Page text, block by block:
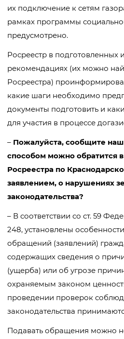
их подключение к сетям
рамках программы
предусмотрено.
Росреестр в подготовленных
рекомендациях (их можно
Росреестра)
какие шаги необходимо
документы подготовить и
для участия в процессе
– Пожалуйста, сообщите
способом можно обратится
Росреестра по
заявлением, о нарушениях
законодательства?
– В соответствии со ст. 59
248, установлены
обращений (заявлений)
содержащих сведения о
(ущерба) или об угрозе
охраняемым законом
проведении проверок
законодательства
Подавать обращения можно